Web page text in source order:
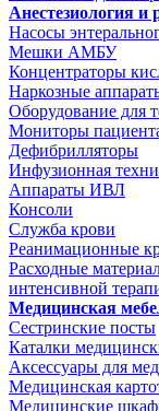
Анестезиология и
Насосы
Мешки АМБУ
Концентраторы
Наркозные
Оборудование для
Мониторы
Дефибрилляторы
Инфузионная
Аппараты ИВЛ
Консоли
Служба крови
Реанимационные
Расходные
интенсивной
Медицинская
Сестринские посты
Каталки
Аксессуары для
Медицинская
Медицинские